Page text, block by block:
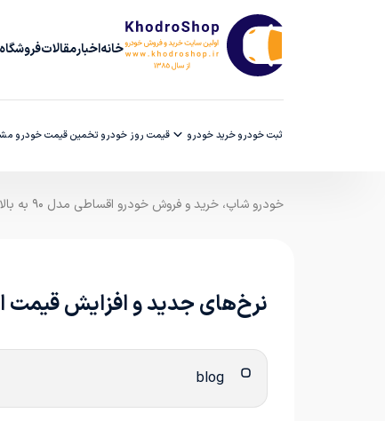
خانهاخبارمقالاتفروشگاه
ثبت خودروخرید خودرو قیمت روز خودرو تخمین قیمت خودرو
خودرو شاپ، خرید و فروش خودرو اقساطی مدل ۹۰ به بالا با ضمانت کارشناسی
نرخ‌های جدید و افزایش قیمت